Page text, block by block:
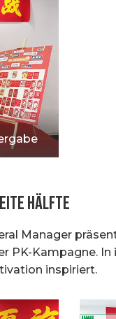
Hälfte
Manager
PK-Kampagne.
inspiriert.